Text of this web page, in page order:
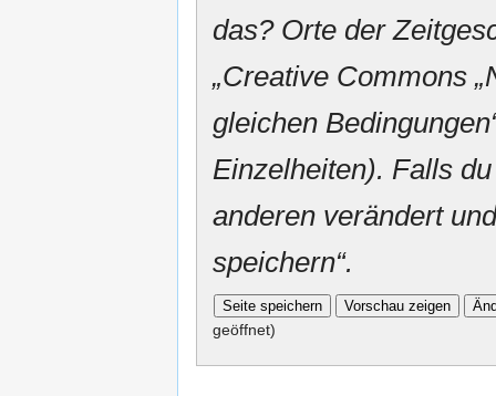
das? Orte der
„Creative Commons
gleichen
Einzelheiten). Falls
anderen verändert
speichern“.
geöffnet)